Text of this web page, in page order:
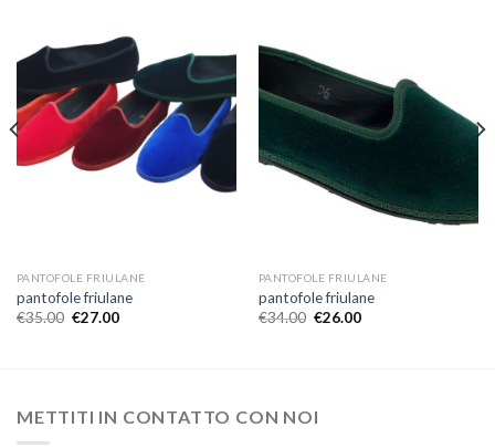
PANTOFOLE FRIULANE
pantofole friulane
€35.00 €27.00
PANTOFOLE FRIULANE
pantofole friulane
€34.00 €26.00
METTITI IN CONTATTO CON NOI